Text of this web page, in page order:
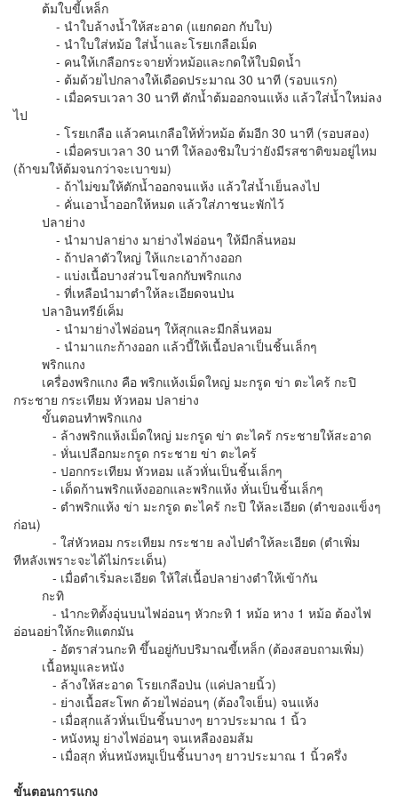
ต้มใบขี้เหล็ก
- นำใบล้างน้ำให้สะอาด (แยกดอก กับใบ)
- นำใบใส่หม้อ ใส่น้ำและโรยเกลือเม็ด
- คนให้เกลือกระจายทั่วหม้อและกดให้ใบมิดน้ำ
- ต้มด้วยไปกลางให้เดือดประมาณ 30 นาที (รอบแรก)
- เมื่อครบเวลา 30 นาที ตักน้ำต้มออกจนแห้ง แล้วใส่น้ำใหม่ลง
ไป
- โรยเกลือ แล้วคนเกลือให้ทั่วหม้อ ต้มอีก 30 นาที (รอบสอง)
- เมื่อครบเวลา 30 นาที ให้ลองชิมใบว่ายังมีรสชาติขมอยู่ไหม
(ถ้าขมให้ต้มจนกว่าจะเบาขม)
- ถ้าไม่ขมให้ตักน้ำออกจนแห้ง แล้วใส่น้ำเย็นลงไป
- คั่นเอาน้ำออกให้หมด แล้วใส่ภาชนะพักไว้
ปลาย่าง
- นำมาปลาย่าง มาย่างไฟอ่อนๆ ให้มีกลิ่นหอม
- ถ้าปลาตัวใหญ่ ให้แกะเอาก้างออก
- แบ่งเนื้อบางส่วนโขลกกับพริกแกง
- ที่เหลือนำมาตำให้ละเอียดจนป่น
ปลาอินทรีย์เค็ม
- นำมาย่างไฟอ่อนๆ ให้สุกและมีกลิ่นหอม
- นำมาแกะก้างออก แล้วบี้ให้เนื้อปลาเป็นชิ้นเล็กๆ
พริกแกง
เครื่องพริกแกง คือ พริกแห้งเม็ดใหญ่ มะกรูด ข่า ตะไคร้ กะปิ
กระชาย กระเทียม หัวหอม ปลาย่าง
ขั้นตอนทำพริกแกง
- ล้างพริกแห้งเม็ดใหญ่ มะกรูด ข่า ตะไคร้ กระชายให้สะอาด
- หั่นเปลือกมะกรูด กระชาย ข่า ตะไคร้
- ปอกกระเทียม หัวหอม แล้วหั่นเป็นชิ้นเล็กๆ
- เด็ดก้านพริกแห้งออกและพริกแห้ง หั่นเป็นชิ้นเล็กๆ
- ตำพริกแห้ง ข่า มะกรูด ตะไคร้ กะปิ ให้ละเอียด (ตำของแข็งๆ
ก่อน)
- ใส่หัวหอม กระเทียม กระชาย ลงไปตำให้ละเอียด (ตำเพิ่ม
ทีหลังเพราะจะได้ไม่กระเด็น)
- เมื่อตำเริ่มละเอียด ให้ใส่เนื้อปลาย่างตำให้เข้ากัน
กะทิ
- นำกะทิตั้งอุ่นบนไฟอ่อนๆ หัวกะทิ 1 หม้อ หาง 1 หม้อ ต้องไฟ
อ่อนอย่าให้กะทิแตกมัน
- อัตราส่วนกะทิ ขึ้นอยู่กับปริมาณขี้เหล็ก (ต้องสอบถามเพิ่ม)
เนื้อหมูและหนัง
- ล้างให้สะอาด โรยเกลือป่น (แค่ปลายนิ้ว)
- ย่างเนื้อสะโพก ด้วยไฟอ่อนๆ (ต้องใจเย็น) จนแห้ง
- เมื่อสุกแล้วหั่นเป็นชิ้นบางๆ ยาวประมาณ 1 นิ้ว
- หนังหมู ย่างไฟอ่อนๆ จนเหลืองอมส้ม
- เมื่อสุก หั่นหนังหมูเป็นชิ้นบางๆ ยาวประมาณ 1 นิ้วครึ่ง
ขั้นตอนการแกง